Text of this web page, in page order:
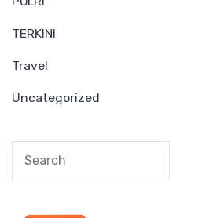
TERKINI
Travel
Uncategorized